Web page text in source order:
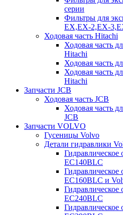
серии
Фильтры для
EX,EX-2,EX-
Ходовая часть Hitachi
Ходовая часть
Hitachi
Ходовая часть
Ходовая часть
Hitachi
Запчасти JCB
Ходовая часть JCB
Ходовая часть
JCB
Запчасти VOLVO
Гусеницы Volvo
Детали гидравлики
Гидравлическое
EC140BLC
Гидравлическое
EC160BLC и
Гидравлическое
EC240BLC
Гидравлическое